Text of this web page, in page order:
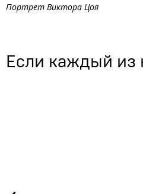
Портрет Виктора Цоя
Если каждый из